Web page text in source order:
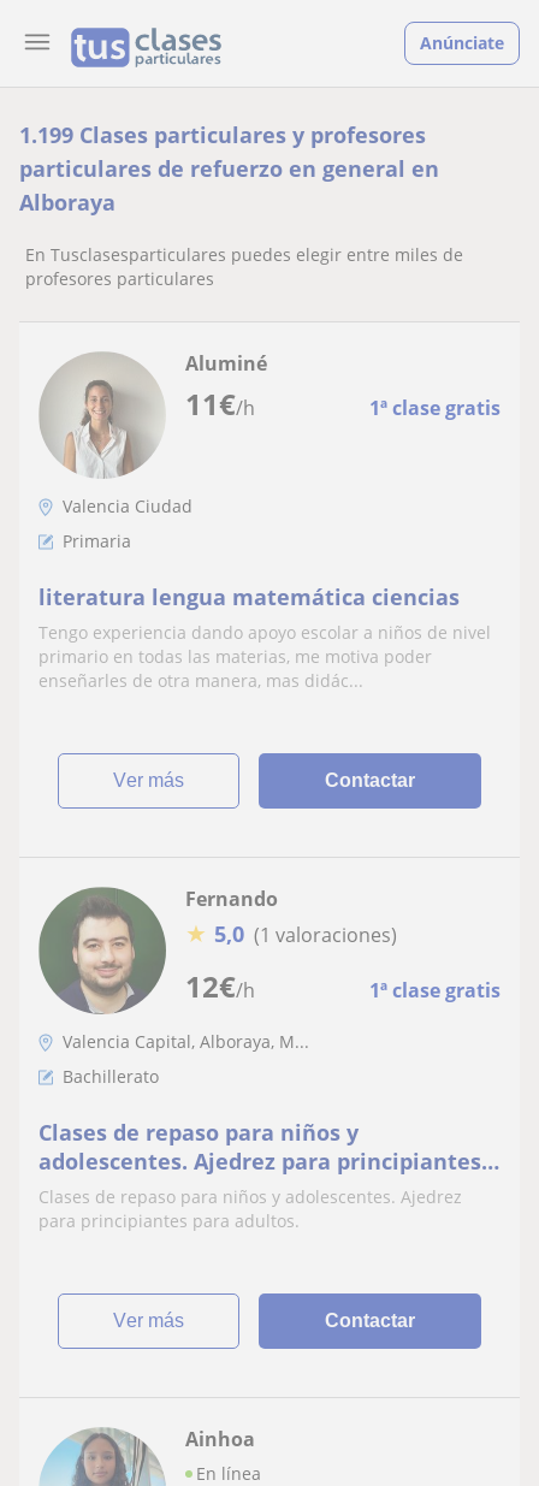
Anúnciate
1.199 Clases particulares y profesores
particulares de refuerzo en general en
Alboraya
En Tusclasesparticulares puedes elegir entre miles de
profesores particulares
11€/h 1ª clase gratis
Aluminé
Valencia Ciudad
Primaria
literatura lengua matemática ciencias
Tengo experiencia dando apoyo escolar a niños de nivel
primario en todas las materias, me motiva poder
enseñarles de otra manera, mas didác...
ver más Contactar
12€/h 1ª clase gratis
Fernando
★ 5,0 (1 valoraciones)
Valencia Capital, Alboraya, M...
Bachillerato
Clases de repaso para niños y
adolescentes. Ajedrez para principiantes
para adultos
Clases de repaso para niños y adolescentes. Ajedrez
para principiantes para adultos.
ver más Contactar
Ainhoa
En línea